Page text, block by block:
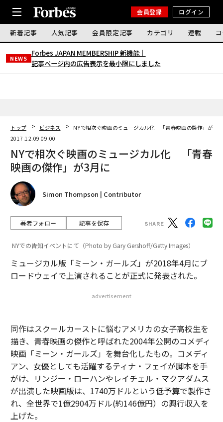
会員登録 ログイン
新着記事 人気記事 会員限定記事 カテゴリ 連載
NEWS
Forbes JAPAN MEMBERSHIP 新機能｜
記事ページ内の広告表示を最小限にしました
トップ ビジネス
NYで相次ぐ映画のミュージカル化 「青春映画の傑作」が3月
2017.12.09 09:00
NYで相次ぐ映画のミュージカル化 「青春
映画の傑作」が3月に
Simon Thompson | Contributor
著者フォロー 記事を保存
NYでの告知イベントにて（Photo by Gary Gershoff/Getty Images）
ミュージカル版「ミーン・ガールズ」が2018年4月にブ
ロードウェイで上演されることが正式に発表された。
advertisement
同作はスクールカーストに悩むアメリカの女子高校生を
描き、青春映画の傑作と呼ばれた2004年公開のコメディ
映画「ミーン・ガールズ」を舞台化したもの。コメディ
アン、女優としても活躍するティナ・フェイが脚本を手
がけ、リンジー・ローハンやレイチェル・マクアダムス
が出演した映画版は、1740万ドルという低予算で製作さ
れ、全世界で1億2904万ドル(約146億円）の興行収入を
上げた。